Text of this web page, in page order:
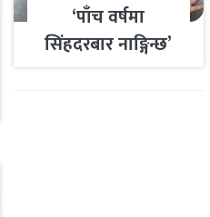
‘पाँच वर्षमा
सिंहदरबार नाङ्गिन्छ’